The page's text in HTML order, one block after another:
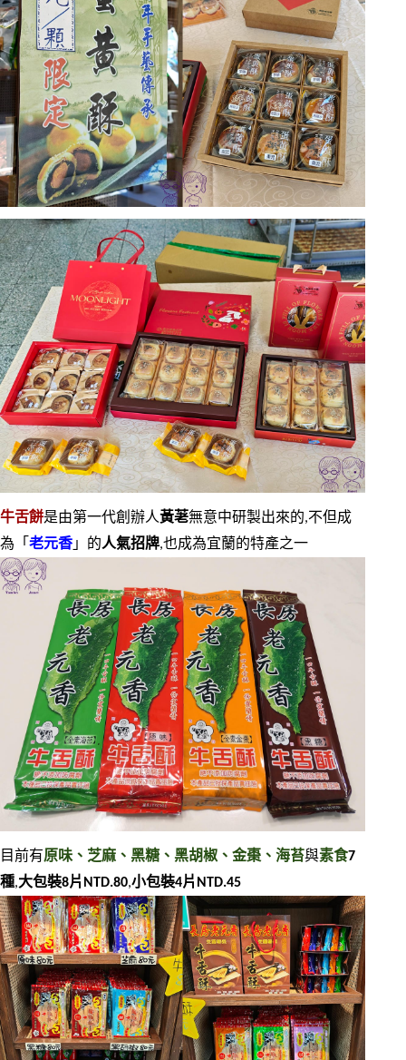
牛舌餅是由第一代創辦人黃荖無意中研製出來的,不但成
為「 老元香 」的人氣招牌,也成為宜蘭的特產之一
目前有原味、芝麻、黑糖、黑胡椒、金棗、海苔與素食7
種,大包裝8片NTD.80,小包裝4片NTD.45